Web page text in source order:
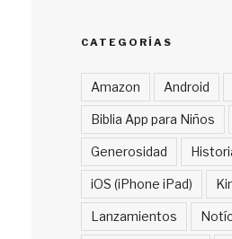
CATEGORÍAS
Amazon Android
Biblia App para Niños
Generosidad
iOS (iPhone iPad)
Lanzamientos